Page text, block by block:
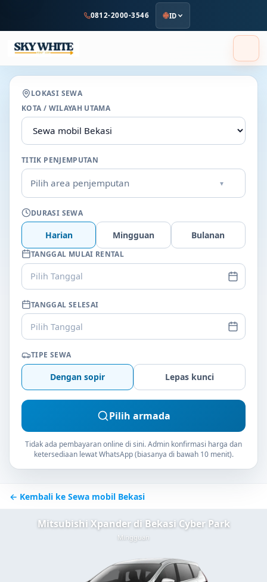
utama
0812-2000-3546 ID
LOKASI SEWA
KOTA / WILAYAH UTAMA
TITIK PENJEMPUTAN
Pilih area penjemputan ▾
DURASI SEWA
Harian Mingguan Bulanan
TANGGAL MULAI RENTAL
Pilih Tanggal
TANGGAL SELESAI
Pilih Tanggal
TIPE SEWA
Dengan sopir Lepas kunci
Pilih armada
Tidak ada pembayaran online di sini. Admin konfirmasi harga dan
ketersediaan lewat WhatsApp (biasanya di bawah 10 menit).
← Kembali ke Sewa mobil Bekasi
Mitsubishi Xpander di Bekasi Cyber Park
Mingguan